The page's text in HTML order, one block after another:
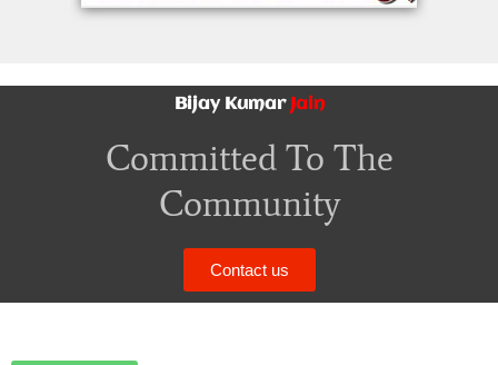
Bijay Kumar Jain
Committed To The
Community
Contact us